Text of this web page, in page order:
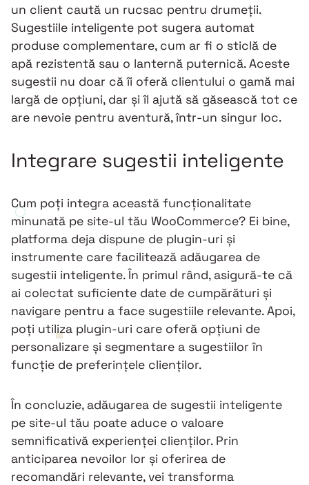
un client caută un rucsac pentru drumeții.
Sugestiile inteligente pot sugera automat
produse complementare, cum ar fi o sticlă de
apă rezistentă sau o lanternă puternică. Aceste
sugestii nu doar că îi oferă clientului o gamă mai
largă de opțiuni, dar și îl ajută să găsească tot ce
are nevoie pentru aventură, într-un singur loc.
Integrare sugestii inteligente
Cum poți integra această funcționalitate
minunată pe site-ul tău WooCommerce? Ei bine,
platforma deja dispune de plugin-uri și
instrumente care facilitează adăugarea de
sugestii inteligente. În primul rând, asigură-te că
ai colectat suficiente date de cumpărături și
navigare pentru a face sugestiile relevante. Apoi,
poți utiliza plugin-uri care oferă opțiuni de
personalizare și segmentare a sugestiilor în
funcție de preferințele clienților.
În concluzie, adăugarea de sugestii inteligente
pe site-ul tău poate aduce o valoare
semnificativă experienței clienților. Prin
anticiparea nevoilor lor și oferirea de
recomandări relevante, vei transforma